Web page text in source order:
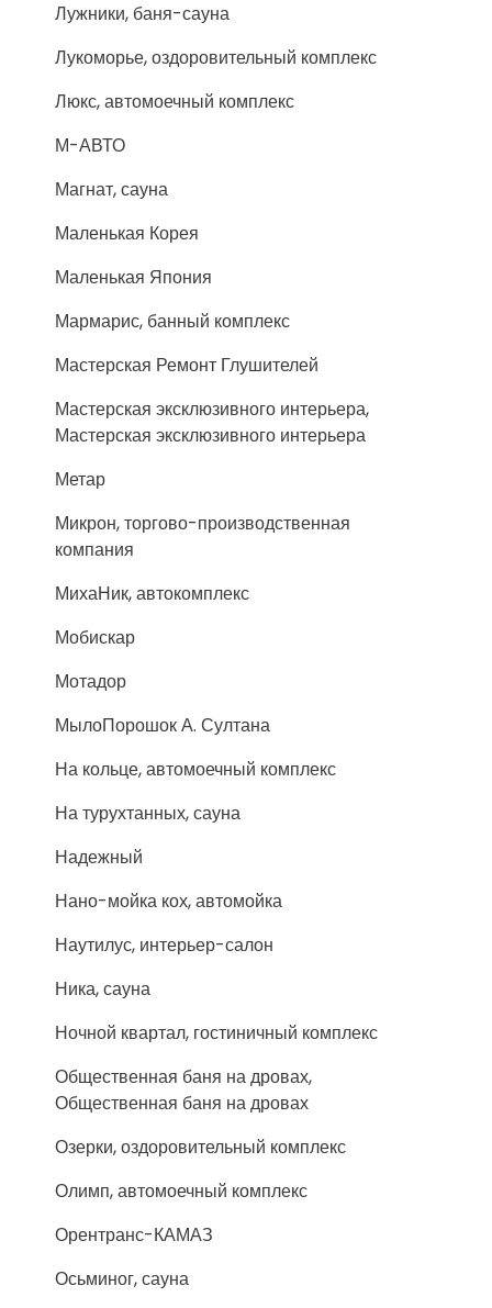
Лужники, баня-сауна
Лукоморье, оздоровительный комплекс
Люкс, автомоечный комплекс
М-АВТО
Магнат, сауна
Маленькая Корея
Маленькая Япония
Мармарис, банный комплекс
Мастерская Ремонт Глушителей
Мастерская эксклюзивного интерьера,
Мастерская эксклюзивного интерьера
Метар
Микрон, торгово-производственная
компания
МихаНик, автокомплекс
Мобискар
Мотадор
МылоПорошок А. Султана
На кольце, автомоечный комплекс
На турухтанных, сауна
Надежный
Нано-мойка кох, автомойка
Наутилус, интерьер-салон
Ника, сауна
Ночной квартал, гостиничный комплекс
Общественная баня на дровах,
Общественная баня на дровах
Озерки, оздоровительный комплекс
Олимп, автомоечный комплекс
Орентранс-КАМАЗ
Осьминог, сауна